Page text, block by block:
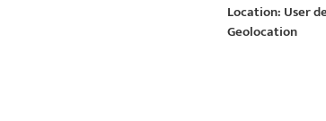
Location: User
Geolocation